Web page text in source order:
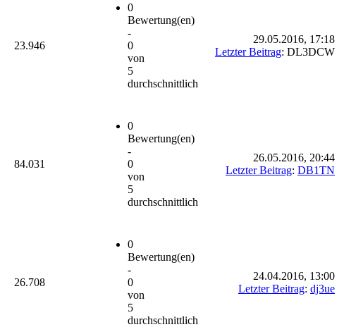
23.946
0
Bewertung(en)
-
0
von
5
durchschnittlich
29.05.2016, 17:18
Letzter Beitrag: DL3DCW
84.031
0
Bewertung(en)
-
0
von
5
durchschnittlich
26.05.2016, 20:44
Letzter Beitrag: DB1TN
26.708
0
Bewertung(en)
-
0
von
5
durchschnittlich
24.04.2016, 13:00
Letzter Beitrag: dj3ue